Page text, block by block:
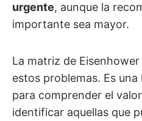
urgente, aunque la
importante sea mayor.
La matriz de
estos problemas. Es
para comprender el
identificar aquellas que